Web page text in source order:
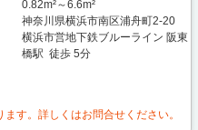
0.82m²～6.6m²
神奈川県横浜市南区浦舟町2-20
横浜市営地下鉄ブルーライン 阪東
橋駅 徒歩 5分
す。詳しくはお問合せください。